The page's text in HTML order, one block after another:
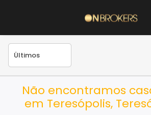
Não encontramos
em Teresópolis,